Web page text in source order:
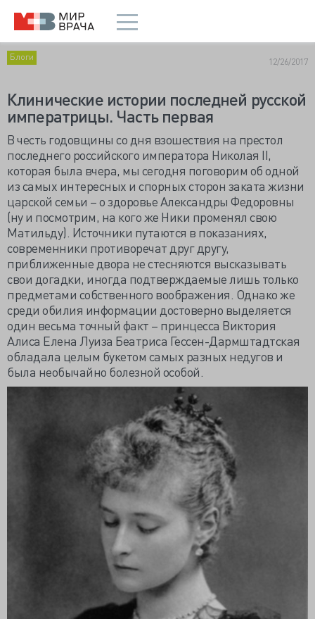
Блоги 12/26/2017
Клинические истории последней русской
императрицы. Часть первая
В честь годовщины со дня взошествия на престол
последнего российского императора Николая II,
которая была вчера, мы сегодня поговорим об одной
из самых интересных и спорных сторон заката жизни
царской семьи – о здоровье Александры Федоровны
(ну и посмотрим, на кого же Ники променял свою
Матильду). Источники путаются в показаниях,
современники противоречат друг другу,
приближенные двора не стесняются высказывать
свои догадки, иногда подтверждаемые лишь только
предметами собственного воображения. Однако же
среди обилия информации достоверно выделяется
один весьма точный факт – принцесса Виктория
Алиса Елена Луиза Беатриса Гессен-Дармштадтская
обладала целым букетом самых разных недугов и
была необычайно болезной особой.